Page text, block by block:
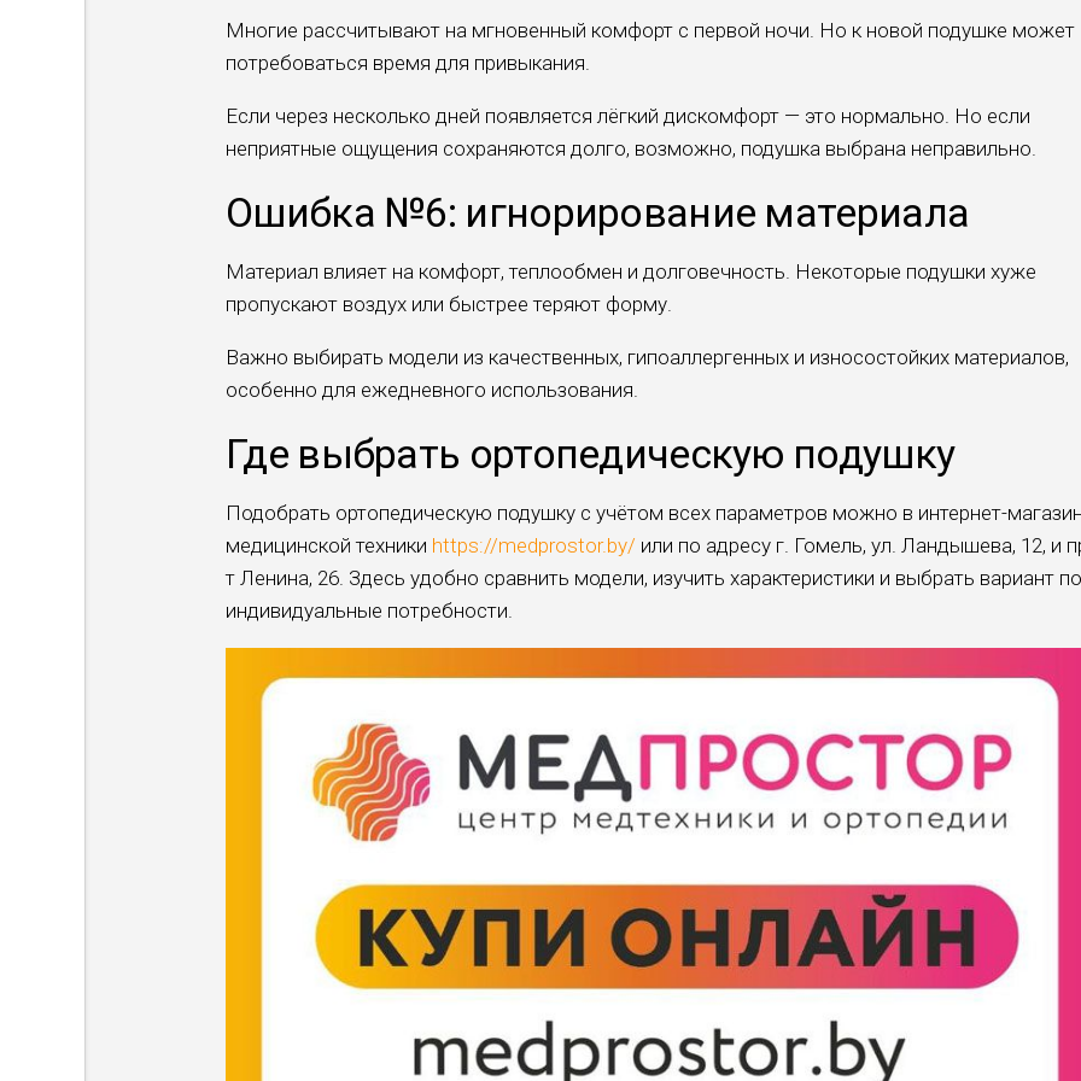
Многие рассчитывают на мгновенный комфорт с первой ночи. Но к новой подушке может
потребоваться время для привыкания.
Если через несколько дней появляется лёгкий дискомфорт — это нормально. Но если
неприятные ощущения сохраняются долго, возможно, подушка выбрана неправильно.
Ошибка №6: игнорирование материала
Материал влияет на комфорт, теплообмен и долговечность. Некоторые подушки хуже
пропускают воздух или быстрее теряют форму.
Важно выбирать модели из качественных, гипоаллергенных и износостойких материалов,
особенно для ежедневного использования.
Где выбрать ортопедическую подушку
Подобрать ортопедическую подушку с учётом всех параметров можно в интернет-
медицинской техники https://medprostor.by/ или по адресу г. Гомель, ул. Ландышева, 12, и
т Ленина, 26. Здесь удобно сравнить модели, изучить характеристики и выбрать вариант
индивидуальные потребности.